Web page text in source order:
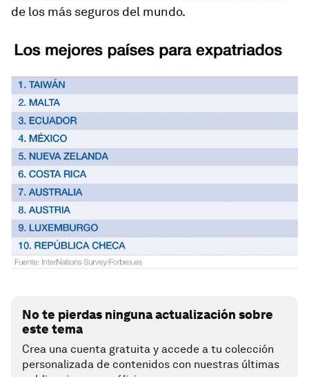
de los más seguros del mundo.
No te pierdas ninguna actualización sobre
este tema
Crea una cuenta gratuita y accede a tu colección
personalizada de contenidos con nuestras últimas